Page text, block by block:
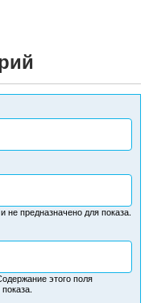
не предназначено для показа.
этого поля